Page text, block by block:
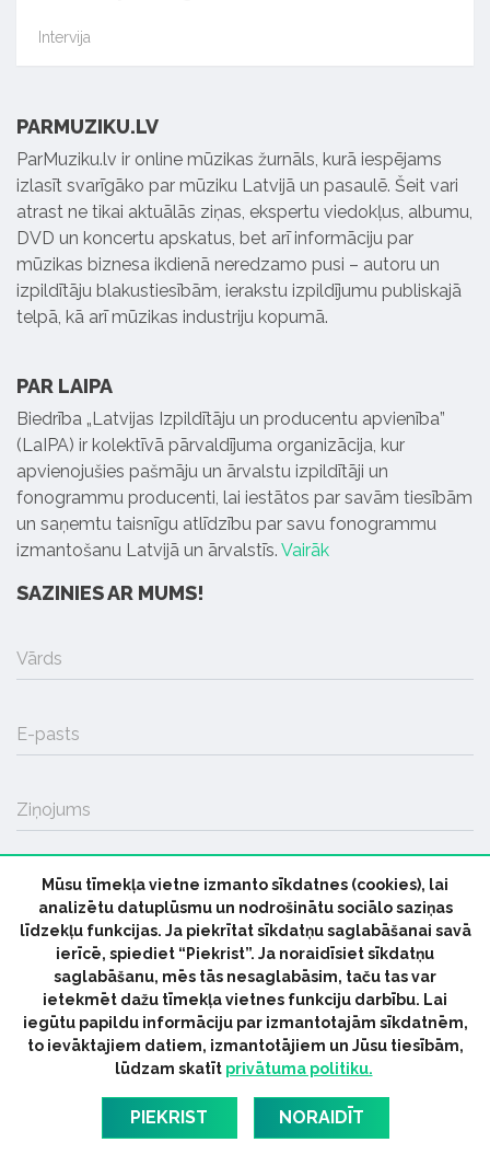
Intervija
PARMUZIKU.LV
ParMuziku.lv ir online mūzikas žurnāls, kurā iespējams
izlasīt svarīgāko par mūziku Latvijā un pasaulē. Šeit vari
atrast ne tikai aktuālās ziņas, ekspertu viedokļus, albumu,
DVD un koncertu apskatus, bet arī informāciju par
mūzikas biznesa ikdienā neredzamo pusi – autoru un
izpildītāju blakustiesībām, ierakstu izpildījumu publiskajā
telpā, kā arī mūzikas industriju kopumā.
PAR LAIPA
Biedrība „Latvijas Izpildītāju un producentu apvienība”
(LaIPA) ir kolektīvā pārvaldījuma organizācija, kur
apvienojušies pašmāju un ārvalstu izpildītāji un
fonogrammu producenti, lai iestātos par savām tiesībām
un saņemtu taisnīgu atlīdzību par savu fonogrammu
izmantošanu Latvijā un ārvalstīs. Vairāk
SAZINIES AR MUMS!
Vārds
E-pasts
Ziņojums
SŪTĪT
© 2026 parmuziku.lv, visas tiesības paturētas
ParMuziku.lv Mūzikas Ziņas
Industrijas Ziņas
Industrijas ABC
Mūzika Biznesam
Latvijas oficiālais
dziesmu TOPS
RIGaLIVE
Mūsu tīmekļa vietne izmanto sīkdatnes (cookies), lai
analizētu datuplūsmu un nodrošinātu sociālo saziņas
līdzekļu funkcijas. Ja piekrītat sīkdatņu saglabāšanai savā
ierīcē, spiediet “Piekrist”. Ja noraidīsiet sīkdatņu
saglabāšanu, mēs tās nesaglabāsim, taču tas var
ietekmēt dažu tīmekļa vietnes funkciju darbību. Lai
iegūtu papildu informāciju par izmantotajām sīkdatnēm,
to ievāktajiem datiem, izmantotājiem un Jūsu tiesībām,
lūdzam skatīt privātuma politiku.
PIEKRIST NORAIDĪT